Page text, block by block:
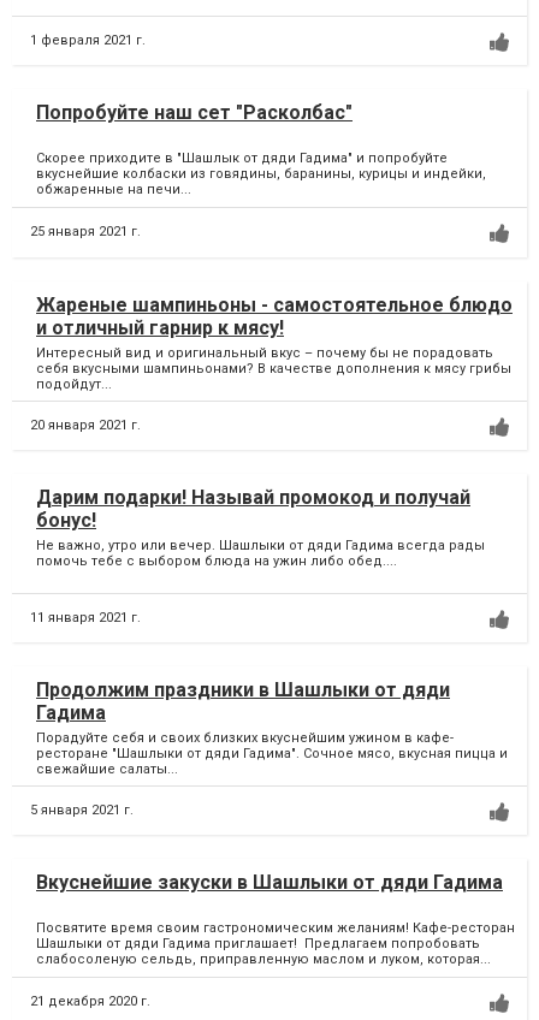
1 февраля 2021 г.
Попробуйте наш сет "Расколбас"
Скорее приходите в "Шашлык от дяди Гадима" и попробуйте
вкуснейшие колбаски из говядины, баранины, курицы и индейки,
обжаренные на печи...
25 января 2021 г.
Жареные шампиньоны - самостоятельное блюдо
и отличный гарнир к мясу!
Интересный вид и оригинальный вкус – почему бы не порадовать
себя вкусными шампиньонами? В качестве дополнения к мясу грибы
подойдут...
20 января 2021 г.
Дарим подарки! Называй промокод и получай
бонус!
Не важно, утро или вечер. Шашлыки от дяди Гадима всегда рады
помочь тебе с выбором блюда на ужин либо обед....
11 января 2021 г.
Продолжим праздники в Шашлыки от дяди
Гадима
Порадуйте себя и своих близких вкуснейшим ужином в кафе-
ресторане "Шашлыки от дяди Гадима". Сочное мясо, вкусная пицца и
свежайшие салаты...
5 января 2021 г.
Вкуснейшие закуски в Шашлыки от дяди Гадима
Посвятите время своим гастрономическим желаниям! Кафе-ресторан
Шашлыки от дяди Гадима приглашает! Предлагаем попробовать
слабосоленую сельдь, приправленную маслом и луком, которая...
21 декабря 2020 г.